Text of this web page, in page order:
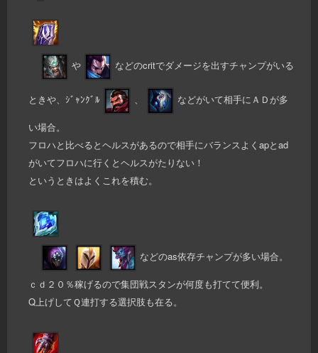
や などのcritでダメージを出すチャンプがいる
ときや、ｼﾞｬﾝｸﾞﾙ 、 などがいて相手にＡＤが多
い場合。
フロハと比べるとヘルスがあるので相手にバランスよくapとad
がいてフロハに行くとヘルスがたりない！
というときはよくこれを積む。
などのas依存チャンプが多い場合。
ｃｄ２０％稼げるので集団戦スタンが何度も打てて便利。
Q上げしてＱ連打する選択肢も在る。